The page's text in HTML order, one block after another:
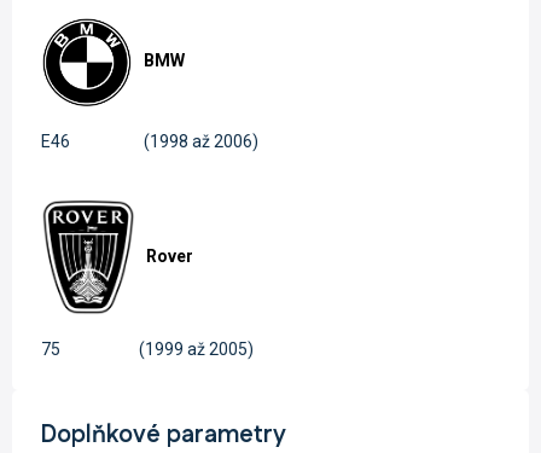
BMW
E46 (1998 až 2006)
Rover
75 (1999 až 2005)
Doplňkové parametry